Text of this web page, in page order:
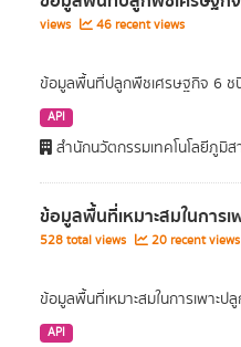
views
46 recent views
ข้อมูลพื้นที่ปลูกพืชเศรษฐกิจ 6 ช
API
สำนักนวัตกรรมเทคโนโลยีภูมิส
ข้อมูลพื้นที่เหมาะสมในการ
528 total views 20 recent views
ข้อมูลพื้นที่เหมาะสมในการเพาะ
API